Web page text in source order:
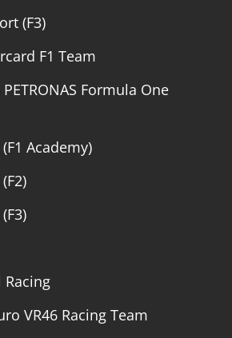
(F3)
F1 Team
Formula One
Academy)
Racing
VR46 Racing Team